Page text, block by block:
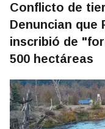
Conflicto de
Denuncian que
inscribió de
500 hectáreas